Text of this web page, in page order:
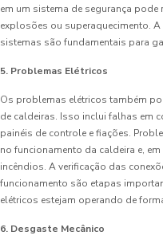
em um sistema de segurança
explosões ou superaquecimento.
sistemas são fundamentais para
5. Problemas Elétricos
Os problemas elétricos também
de caldeiras. Isso inclui falhas em
painéis de controle e fiações.
no funcionamento da caldeira e,
incêndios. A verificação das
funcionamento são etapas
elétricos estejam operando de
6. Desgaste Mecânico